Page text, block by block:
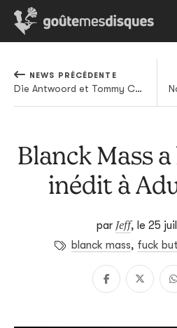
NEWS PRÉCÉDENTE
Die Antwoord et Tommy Cash : ta dose de WTF pour bien commencer la semaine
Blanck Mass
inédit à
par Jeff, le 25
blanck mass, fuck